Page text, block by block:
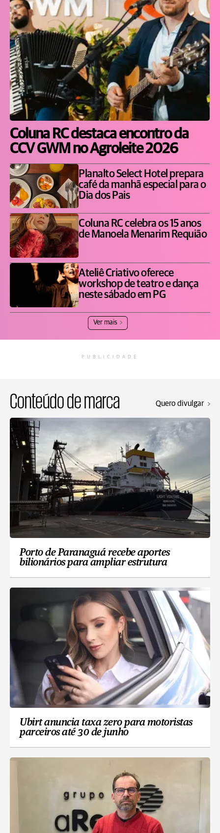
Coluna RC destaca encontro da
CCV GWM no Agroleite 2026
Planalto Select Hotel prepara
café da manhã especial para o
Dia dos Pais
Coluna RC celebra os 15 anos
de Manoela Menarim Requião
Ateliê Criativo oferece
workshop de teatro e dança
neste sábado em PG
Ver mais
PUBLICIDADE
Conteúdo de marca Quero divulgar
Porto de Paranaguá recebe aportes
bilionários para ampliar estrutura
Ubirt anuncia taxa zero para motoristas
parceiros até 30 de junho